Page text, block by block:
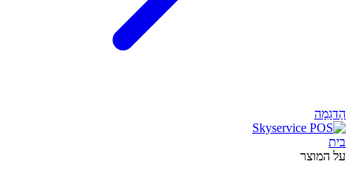
הַדגָמָה
בית
על המוצר